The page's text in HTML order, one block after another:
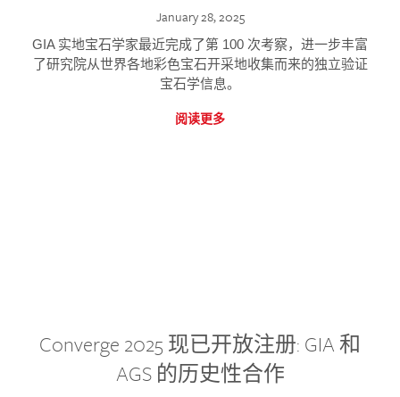
January 28, 2025
GIA 实地宝石学家最近完成了第 100 次考察，进一步丰富
了研究院从世界各地彩色宝石开采地收集而来的独立验证
宝石学信息。
阅读更多
Converge 2025 现已开放注册: GIA 和
AGS 的历史性合作